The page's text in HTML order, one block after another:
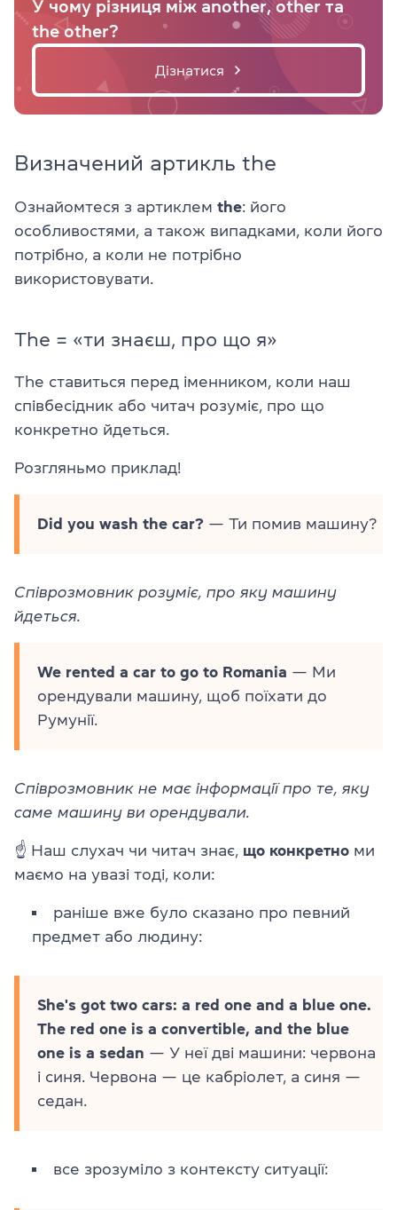
У чому різниця між another, other та
the other?
Дізнатися
Визначений артикль the
Ознайомтеся з артиклем the: його
особливостями, а також випадками, коли його
потрібно, а коли не потрібно
використовувати.
The = «ти знаєш, про що я»
The ставиться перед іменником, коли наш
співбесідник або читач розуміє, про що
конкретно йдеться.
Розгляньмо приклад!
Did you wash the car? — Ти помив машину?
Співрозмовник розуміє, про яку машину
йдеться.
We rented a car to go to Romania — Ми
орендували машину, щоб поїхати до
Румунії.
Співрозмовник не має інформації про те, яку
саме машину ви орендували.
☝ Наш слухач чи читач знає, що конкретно ми
маємо на увазі тоді, коли:
раніше вже було сказано про певний
предмет або людину:
She's got two cars: a red one and a blue one.
The red one is a convertible, and the blue
one is a sedan — У неї дві машини: червона
і синя. Червона — це кабріолет, а синя —
седан.
все зрозуміло з контексту ситуації: